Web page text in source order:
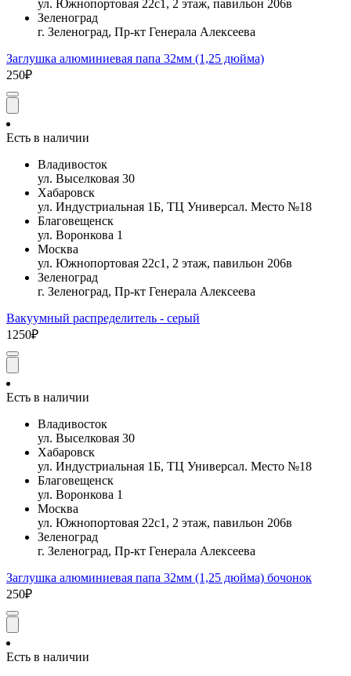
ул. Южнопортовая 22с1, 2 этаж, павильон 206в
Зеленоград
г. Зеленоград, Пр-кт Генерала Алексеева
Заглушка алюминиевая папа 32мм (1,25 дюйма)
250₽
Есть в наличии
Владивосток
ул. Выселковая 30
Хабаровск
ул. Индустриальная 1Б, ТЦ Универсал. Место №18
Благовещенск
ул. Воронкова 1
Москва
ул. Южнопортовая 22с1, 2 этаж, павильон 206в
Зеленоград
г. Зеленоград, Пр-кт Генерала Алексеева
Вакуумный распределитель - серый
1250₽
Есть в наличии
Владивосток
ул. Выселковая 30
Хабаровск
ул. Индустриальная 1Б, ТЦ Универсал. Место №18
Благовещенск
ул. Воронкова 1
Москва
ул. Южнопортовая 22с1, 2 этаж, павильон 206в
Зеленоград
г. Зеленоград, Пр-кт Генерала Алексеева
Заглушка алюминиевая папа 32мм (1,25 дюйма) бочонок
250₽
Есть в наличии